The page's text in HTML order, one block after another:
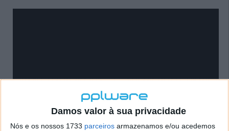
Damos valor à sua privacidade
Nós e os nossos 1733 parceiros armazenamos e/ou acedemos